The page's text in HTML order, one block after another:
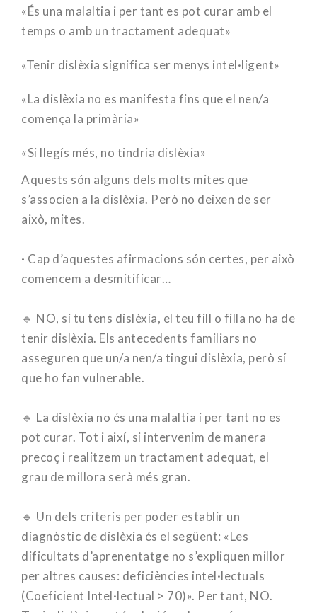
«És una malaltia i per tant es pot curar amb el
temps o amb un tractament adequat»
«Tenir dislèxia significa ser menys intel·ligent»
«La dislèxia no es manifesta fins que el nen/a
comença la primària»
«Si llegís més, no tindria dislèxia»
Aquests són alguns dels molts mites que
s’associen a la dislèxia. Però no deixen de ser
això, mites.
· Cap d’aquestes afirmacions són certes, per això
comencem a desmitificar…
🔹 NO, si tu tens dislèxia, el teu fill o filla no ha de
tenir dislèxia. Els antecedents familiars no
asseguren que un/a nen/a tingui dislèxia, però sí
que ho fan vulnerable.
🔹 La ​​dislèxia no és una malaltia i per tant no es
pot curar. Tot i així, si intervenim de manera
precoç i realitzem un tractament adequat, el
grau de millora serà més gran.
🔹 Un dels criteris per poder establir un
diagnòstic de dislèxia és el següent: «Les
dificultats d’aprenentatge no s’expliquen millor
per altres causes: deficiències intel·lectuals
(Coeficient Intel·lectual > 70)». Per tant, NO.